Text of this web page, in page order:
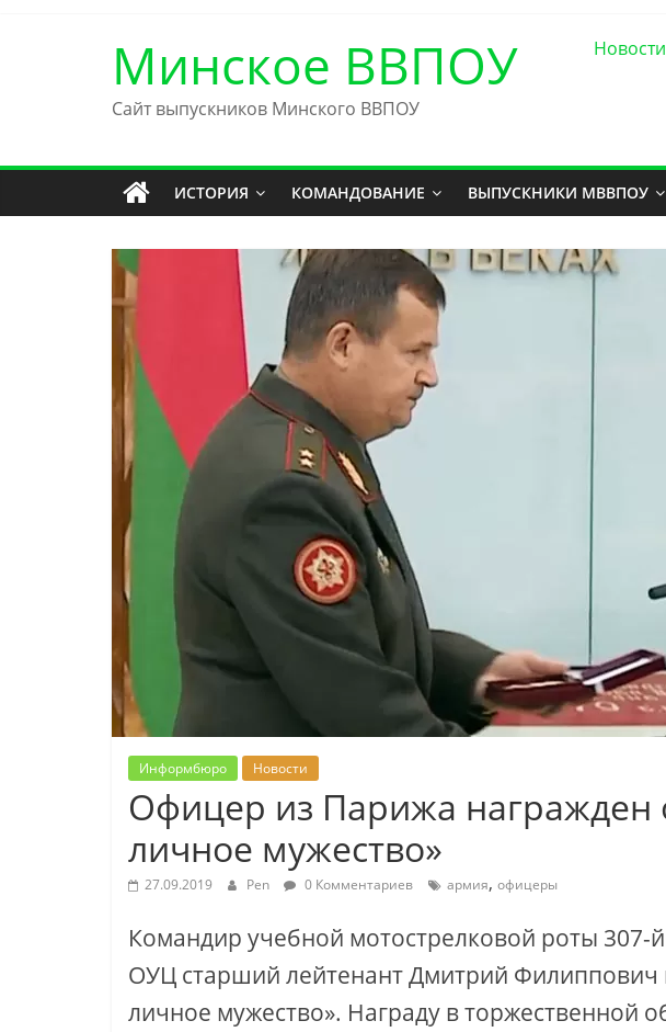
Минское ВВПОУ
Сайт выпускников Минского ВВПОУ
Новости
ИСТОРИЯ КОМАНДОВАНИЕ ВЫПУСКНИКИ МВВПОУ
Информбюро Новости
Офицер из Парижа награжден
личное мужество»
27.09.2019 Pen 0 Комментариев армия, офицеры
Командир учебной мотострелковой роты 307-
ОУЦ старший лейтенант Дмитрий Филиппович
личное мужество». Награду в торжественной